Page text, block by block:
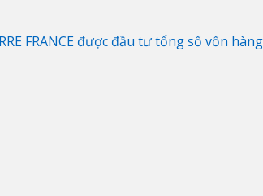
FRANCE được đầu tư tổng số vốn